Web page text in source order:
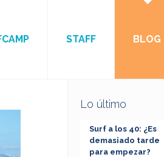
STAFF BLOG
Lo último
Surf a los 40: ¿Es
demasiado tarde
para empezar?